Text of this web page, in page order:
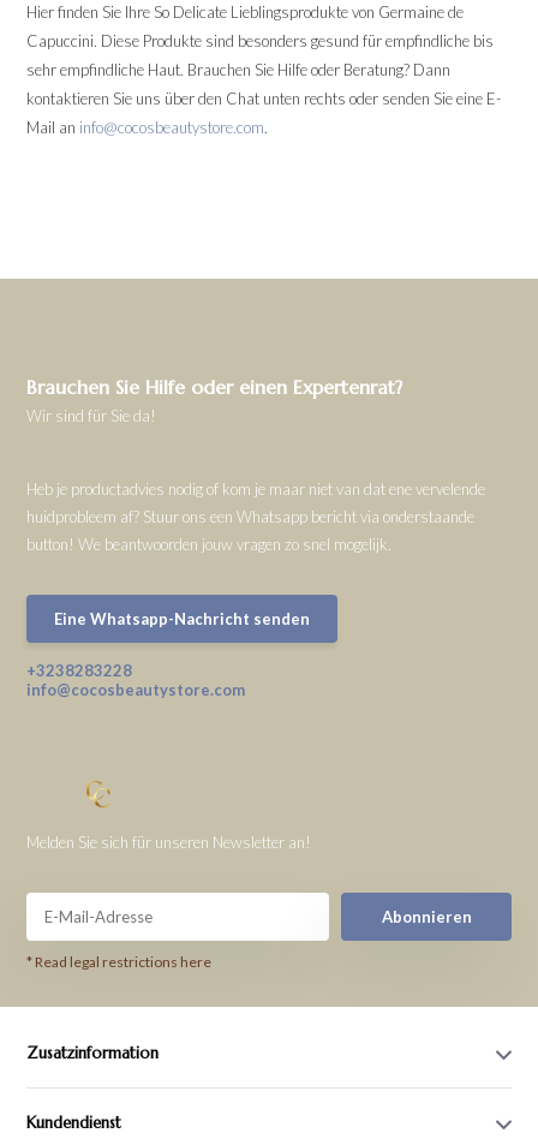
Hier finden Sie Ihre So Delicate Lieblingsprodukte von Germaine de
Capuccini. Diese Produkte sind besonders gesund für empfindliche bis
sehr empfindliche Haut. Brauchen Sie Hilfe oder Beratung? Dann
kontaktieren Sie uns über den Chat unten rechts oder senden Sie eine E-
Mail an info@cocosbeautystore.com.
Brauchen Sie Hilfe oder einen Expertenrat?
Wir sind für Sie da!
Heb je productadvies nodig of kom je maar niet van dat ene vervelende
huidprobleem af? Stuur ons een Whatsapp bericht via onderstaande
button! We beantwoorden jouw vragen zo snel mogelijk.
Eine Whatsapp-Nachricht senden
+3238283228
info@cocosbeautystore.com
Melden Sie sich für unseren Newsletter an!
Abonnieren
* Read legal restrictions here
Zusatzinformation
Kundendienst